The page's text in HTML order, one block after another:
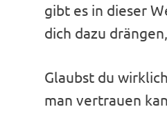
gibt es in dieser
dich dazu
Glaubst du
man vertrauen